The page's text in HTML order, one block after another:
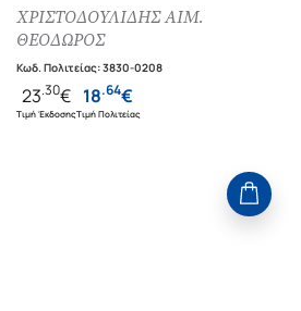
Η ΙΣΤΟΡΙΚΗ ΔΙΑΣΤΑΣΗ ΤΟΥ
ΕΥΡΩΠΑΪΚΟΥ ΕΓΧΕΙΡΗΜΑΤΟΣ
ΧΡΙΣΤΟΔΟΥΛΙΔΗΣ ΑΙΜ.
ΘΕΟΔΩΡΟΣ
Κωδ. Πολιτείας:3830-0208
23.30€
Τιμή Έκδοσης
18.64€
Τιμή Πολιτείας